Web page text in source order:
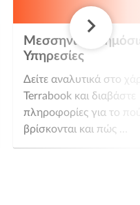
Μεσσηνία -
Υπηρεσίες
Δείτε αναλυτικά στο
Terrabook και διαβάστε
πληροφορίες για το
βρίσκονται και πώς …